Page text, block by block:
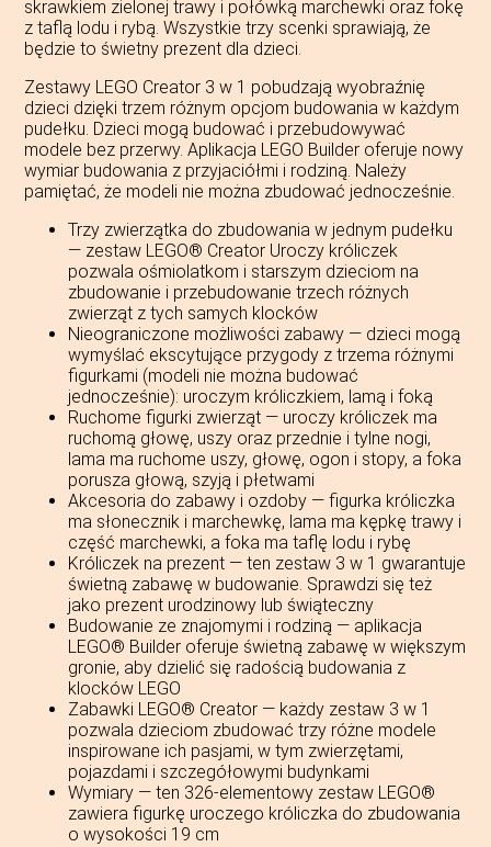
skrawkiem zielonej trawy i połówką marchewki oraz fokę
z taflą lodu i rybą. Wszystkie trzy scenki sprawiają, że
będzie to świetny prezent dla dzieci.
Zestawy LEGO Creator 3 w 1 pobudzają wyobraźnię
dzieci dzięki trzem różnym opcjom budowania w każdym
pudełku. Dzieci mogą budować i przebudowywać
modele bez przerwy. Aplikacja LEGO Builder oferuje nowy
wymiar budowania z przyjaciółmi i rodziną. Należy
pamiętać, że modeli nie można zbudować jednocześnie.
Trzy zwierzątka do zbudowania w jednym pudełku
— zestaw LEGO® Creator Uroczy króliczek
pozwala ośmiolatkom i starszym dzieciom na
zbudowanie i przebudowanie trzech różnych
zwierząt z tych samych klocków
Nieograniczone możliwości zabawy — dzieci mogą
wymyślać ekscytujące przygody z trzema różnymi
figurkami (modeli nie można budować
jednocześnie): uroczym króliczkiem, lamą i foką
Ruchome figurki zwierząt — uroczy króliczek ma
ruchomą głowę, uszy oraz przednie i tylne nogi,
lama ma ruchome uszy, głowę, ogon i stopy, a foka
porusza głową, szyją i płetwami
Akcesoria do zabawy i ozdoby — figurka króliczka
ma słonecznik i marchewkę, lama ma kępkę trawy i
część marchewki, a foka ma taflę lodu i rybę
Króliczek na prezent — ten zestaw 3 w 1 gwarantuje
świetną zabawę w budowanie. Sprawdzi się też
jako prezent urodzinowy lub świąteczny
Budowanie ze znajomymi i rodziną — aplikacja
LEGO® Builder oferuje świetną zabawę w większym
gronie, aby dzielić się radością budowania z
klocków LEGO
Zabawki LEGO® Creator — każdy zestaw 3 w 1
pozwala dzieciom zbudować trzy różne modele
inspirowane ich pasjami, w tym zwierzętami,
pojazdami i szczegółowymi budynkami
Wymiary — ten 326-elementowy zestaw LEGO®
zawiera figurkę uroczego króliczka do zbudowania
o wysokości 19 cm